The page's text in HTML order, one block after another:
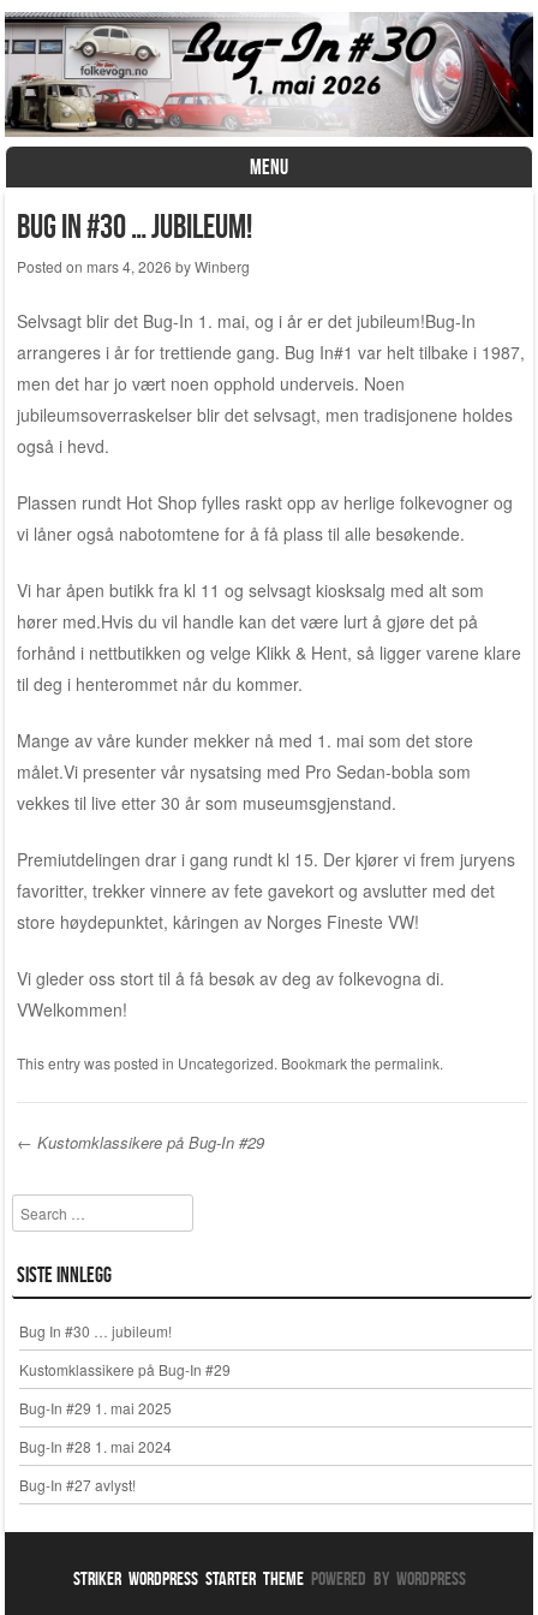
MENU
Bug In #30 … jubileum!
Posted on mars 4, 2026 byWinberg
Selvsagt blir det Bug-In 1. mai, og i år er det jubileum!Bug-In
arrangeres i år for trettiende gang. Bug In#1 var helt tilbake i 1987,
men det har jo vært noen opphold underveis. Noen
jubileumsoverraskelser blir det selvsagt, men tradisjonene holdes
også i hevd.
Plassen rundt Hot Shop fylles raskt opp av herlige folkevogner og
vi låner også nabotomtene for å få plass til alle besøkende.
Vi har åpen butikk fra kl 11 og selvsagt kiosksalg med alt som
hører med.Hvis du vil handle kan det være lurt å gjøre det på
forhånd i nettbutikken og velge Klikk & Hent, så ligger varene klare
til deg i henterommet når du kommer.
Mange av våre kunder mekker nå med 1. mai som det store
målet.Vi presenter vår nysatsing med Pro Sedan-bobla som
vekkes til live etter 30 år som museumsgjenstand.
Premiutdelingen drar i gang rundt kl 15. Der kjører vi frem juryens
favoritter, trekker vinnere av fete gavekort og avslutter med det
store høydepunktet, kåringen av Norges Fineste VW!
Vi gleder oss stort til å få besøk av deg av folkevogna di.
VWelkommen!
This entry was posted in Uncategorized. Bookmark the permalink.
Post navigation
← Kustomklassikere på Bug-In #29
Search
Siste innlegg
Bug In #30 … jubileum!
Kustomklassikere på Bug-In #29
Bug-In #29 1. mai 2025
Bug-In #28 1. mai 2024
Bug-In #27 avlyst!
Striker WordPress Starter ThemePowered By WordPress